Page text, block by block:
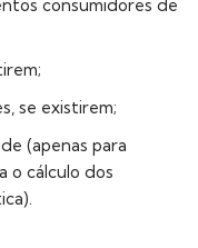
consumidores de
se existirem;
(apenas para
o cálculo dos